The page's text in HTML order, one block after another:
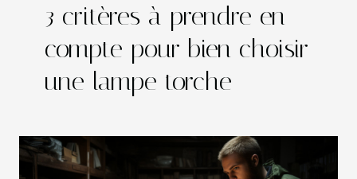
3 critères à prendre en
compte pour bien choisir
une lampe torche